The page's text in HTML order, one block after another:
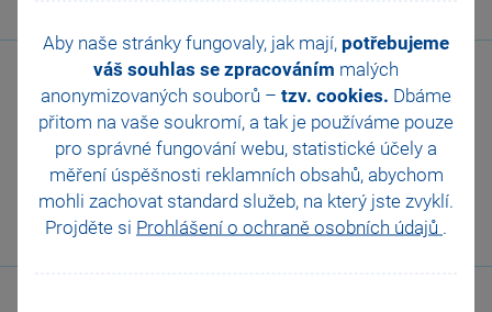
Aby naše stránky fungovaly, jak mají, potřebujeme
váš souhlas se zpracováním malých
anonymizovaných souborů – tzv. cookies. Dbáme
přitom na vaše soukromí, a tak je používáme pouze
pro správné fungování webu, statistické účely a
měření úspěšnosti reklamních obsahů, abychom
mohli zachovat standard služeb, na který jste zvyklí.
Projděte si Prohlášení o ochraně osobních údajů .
Zavolejte nám
567 112 611